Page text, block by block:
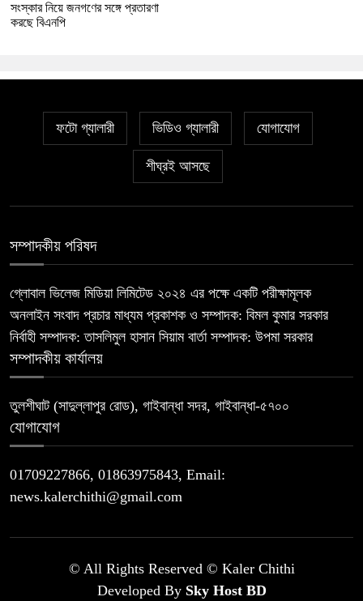
সংস্কার নিয়ে জনগণের সঙ্গে প্রতারণা
করছে বিএনপি
ফটো গ্যালারী ভিডিও গ্যালারী যোগাযোগ
শীঘ্রই আসছে
সম্পাদকীয় পরিষদ
গ্লোবাল ভিলেজ মিডিয়া লিমিটেড ২০২৪ এর পক্ষে একটি পরীক্ষামূলক
অনলাইন সংবাদ প্রচার মাধ্যম প্রকাশক ও সম্পাদক: বিমল কুমার সরকার
নির্বাহী সম্পাদক: তাসলিমুল হাসান সিয়াম বার্তা সম্পাদক: উপমা সরকার
সম্পাদকীয় কার্যালয়
তুলশীঘাট (সাদুল্লাপুর রোড), গাইবান্ধা সদর, গাইবান্ধা-৫৭০০
যোগাযোগ
01709227866, 01863975843, Email:
news.kalerchithi@gmail.com
© All Rights Reserved © Kaler Chithi
Developed By Sky Host BD